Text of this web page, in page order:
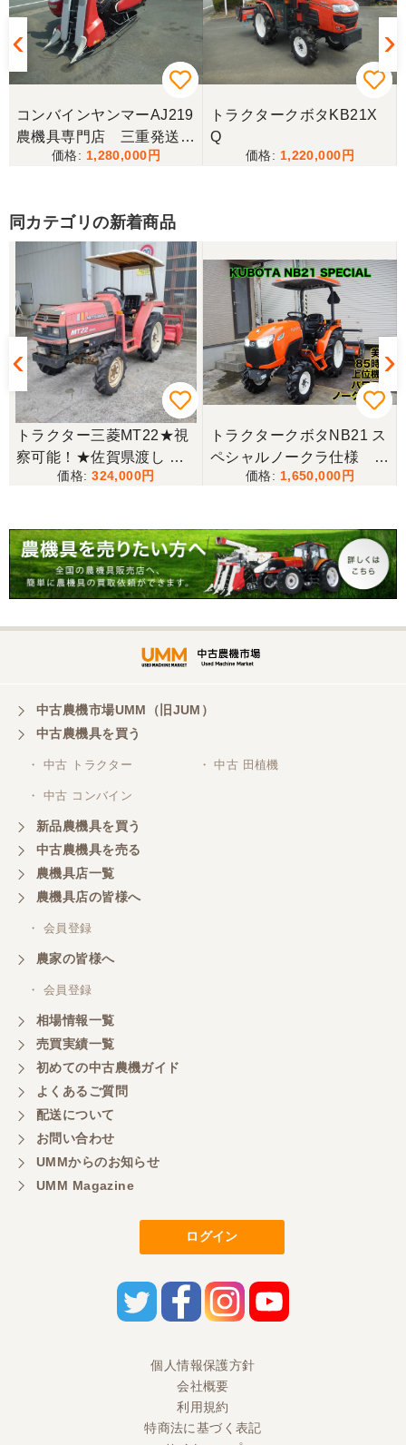
コンバインヤンマーAJ219
農機具専門店 三重発送整
備済み
1,280,000
トラクタークボタKB21X
Q
1,220,000
同カテゴリの新着商品
トラクター三菱MT22★視
察可能！★佐賀県渡し 三
菱 トラクター MT22 22馬
ー MT 4WD ディーゼル 現
状渡し【P11460730】
324,000
トラクタークボタNB21 ス
ペシャルノークラ仕様 上
位機種
1,650,000
中古農機市場UMM（旧JUM）
中古農機具を買う
・ 中古 トラクター ・ 中古 田植機
・ 中古 コンバイン
新品農機具を買う
中古農機具を売る
農機具店一覧
農機具店の皆様へ
・ 会員登録
農家の皆様へ
・ 会員登録
相場情報一覧
売買実績一覧
初めての中古農機ガイド
よくあるご質問
配送について
お問い合わせ
UMMからのお知らせ
UMM Magazine
ログイン
個人情報保護方針
会社概要
利用規約
特商法に基づく表記